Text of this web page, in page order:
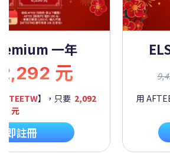
一年
2,292 元
】，只要 2,092
元
即註冊
用